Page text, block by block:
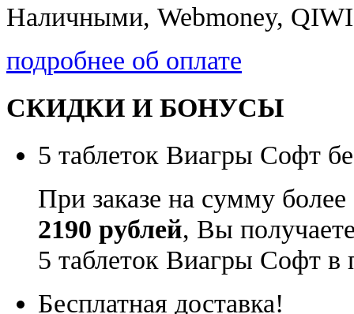
Наличными, Webmoney,
подробнее об оплате
СКИДКИ И БОНУСЫ
5 таблеток Виагры Софт
При заказе на сумму более
2190 рублей, Вы
5 таблеток Виагры Софт в
Бесплатная доставка!